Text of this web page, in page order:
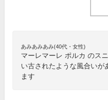
あみあみあみ(40代・女性)
マーレマーレ ポルカ のス
い古されたような風合いが
ます